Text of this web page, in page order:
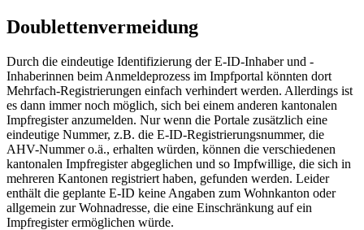
Doublettenvermeidung
Durch die eindeutige Identifizierung der E-ID-Inhaber und -
Inhaberinnen beim Anmeldeprozess im Impfportal könnten dort
Mehrfach-Registrierungen einfach verhindert werden. Allerdings ist
es dann immer noch möglich, sich bei einem anderen kantonalen
Impfregister anzumelden. Nur wenn die Portale zusätzlich eine
eindeutige Nummer, z.B. die E-ID-Registrierungsnummer, die
AHV-Nummer o.ä., erhalten würden, können die verschiedenen
kantonalen Impfregister abgeglichen und so Impfwillige, die sich in
mehreren Kantonen registriert haben, gefunden werden. Leider
enthält die geplante E-ID keine Angaben zum Wohnkanton oder
allgemein zur Wohnadresse, die eine Einschränkung auf ein
Impfregister ermöglichen würde.